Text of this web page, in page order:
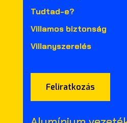
Tudtad-e?
Villamos biztonság
Villanyszerelés
Feliratkozás